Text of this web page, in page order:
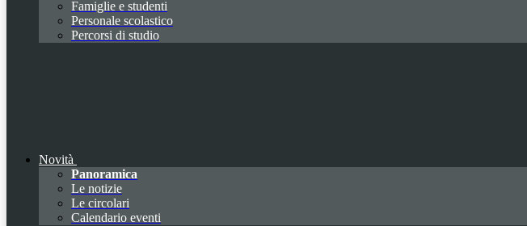
Famiglie e studenti
Personale scolastico
Percorsi di studio
Novità
Panoramica
Le notizie
Le circolari
Calendario eventi